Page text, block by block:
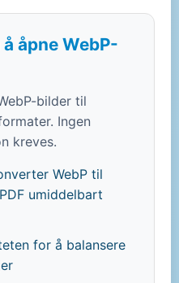
åpne WebP-
bilder til
Ingen
kreves.
WebP til
umiddelbart
for å balansere